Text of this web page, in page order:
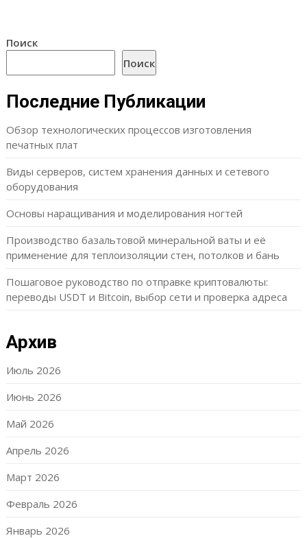
Поиск
Поиск
Последние Публикации
Обзор технологических процессов изготовления
печатных плат
Виды серверов, систем хранения данных и сетевого
оборудования
Основы наращивания и моделирования ногтей
Производство базальтовой минеральной ваты и её
применение для теплоизоляции стен, потолков и бань
Пошаговое руководство по отправке криптовалюты:
переводы USDT и Bitcoin, выбор сети и проверка адреса
Архив
Июль 2026
Июнь 2026
Май 2026
Апрель 2026
Март 2026
Февраль 2026
Январь 2026